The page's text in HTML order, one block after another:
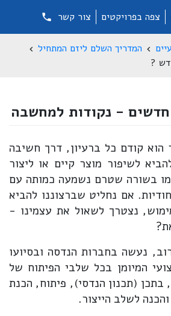
צפה בפרויקטים צור קשר
המדריך השלם ליזם המתחיל
?
חדשים - נקודות למחשבה
הוא קודם כל ברעיון, דרך חשיבה
לשיפור מוצר קיים או ליצור
בשורה שטרם נשמעה כמותה עם
אם נחליט שברצוננו להביא
נצטרך לשאול את עצמינו -
נעשה בחברות הנדסה ובסיועו
המיומן בכל שלבי הפיתוח של
(תכנון הנדסי), פיתוח, הכנת
לשלב הייצור.